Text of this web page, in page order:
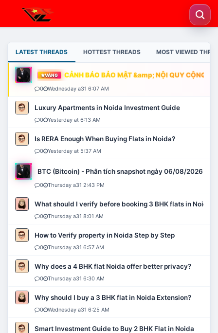
LATEST THREADS HOTTEST THREADS MOST VIEWED
VÀNG CẢNH BÁO BẢO MẬT &amp; NỘI QUY CỘNG
0 Wednesday a31 6:07 AM
Luxury Apartments in Noida Investment Guide
0 Yesterday at 6:13 AM
Is RERA Enough When Buying Flats in Noida?
0 Yesterday at 5:37 AM
BTC (Bitcoin) - Phân tích snapshot ngày 06/08/2026
0 Thursday a31 2:43 PM
What should I verify before booking 3 BHK flats in Noida?
0 Thursday a31 8:01 AM
How to Verify property in Noida Step by Step
0 Thursday a31 6:57 AM
Why does a 4 BHK flat Noida offer better privacy?
0 Thursday a31 6:30 AM
Why should I buy a 3 BHK flat in Noida Extension?
0 Wednesday a31 6:25 AM
Smart Investment Guide to Buy 2 BHK Flat in Noida